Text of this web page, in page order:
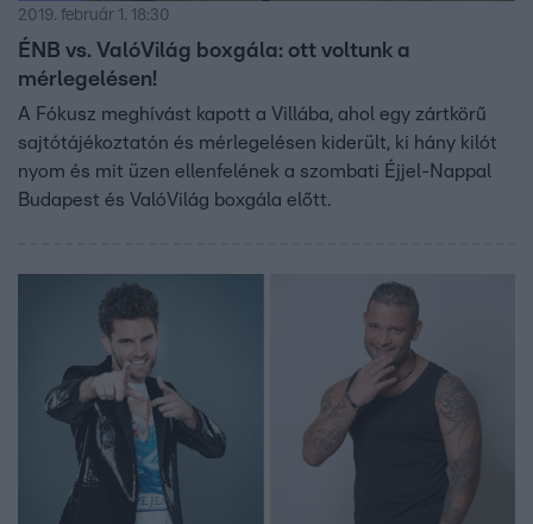
2019. február 1. 18:30
ÉNB vs. ValóVilág boxgála: ott voltunk a
mérlegelésen!
A Fókusz meghívást kapott a Villába, ahol egy zártkörű
sajtótájékoztatón és mérlegelésen kiderült, ki hány kilót
nyom és mit üzen ellenfelének a szombati Éjjel-Nappal
Budapest és ValóVilág boxgála előtt.